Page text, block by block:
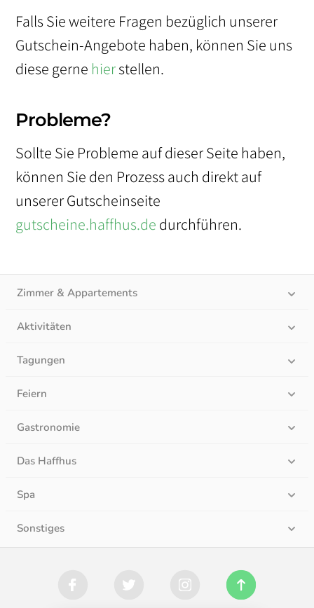
Falls Sie weitere Fragen bezüglich unserer
Gutschein-Angebote haben, können Sie uns
diese gerne hierstellen.
Probleme?
Sollte Sie Probleme auf dieser Seite haben,
können Sie den Prozess auch direkt auf
unserer Gutscheinseite
gutscheine.haffhus.de durchführen.
Zimmer & Appartements
Aktivitäten
Tagungen
Feiern
Gastronomie
Das Haffhus
Spa
Sonstiges